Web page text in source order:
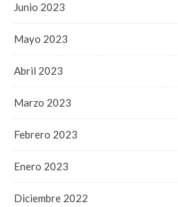
Junio 2023
Mayo 2023
Abril 2023
Marzo 2023
Febrero 2023
Enero 2023
Diciembre 2022